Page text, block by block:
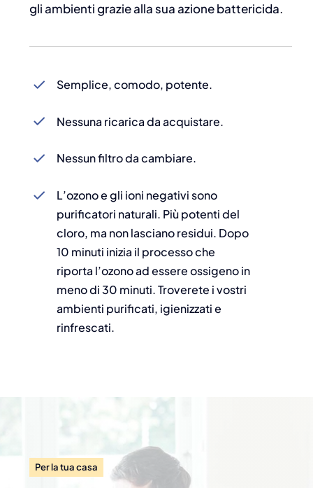
gli ambienti grazie alla sua azione battericida.
Semplice, comodo, potente.
Nessuna ricarica da acquistare.
Nessun filtro da cambiare.
L’ozono e gli ioni negativi sono
purificatori naturali. Più potenti del
cloro, ma non lasciano residui. Dopo
10 minuti inizia il processo che
riporta l’ozono ad essere ossigeno in
meno di 30 minuti. Troverete i vostri
ambienti purificati, igienizzati e
rinfrescati.
Per la tua casa